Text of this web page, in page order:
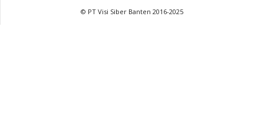
© PT Visi Siber Banten 2016-2025